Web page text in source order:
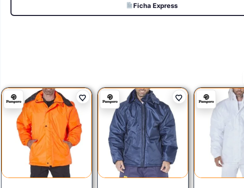
Ficha Express